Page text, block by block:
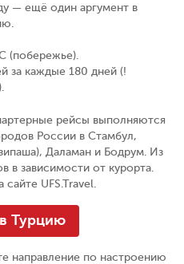
— ещё один аргумент в
(побережье).
за каждые 180 дней (!
рейсы выполняются
России в Стамбул,
Даламан и Бодрум. Из
в зависимости от курорта.
UFS.Travel.
Турцию
направление по настроению